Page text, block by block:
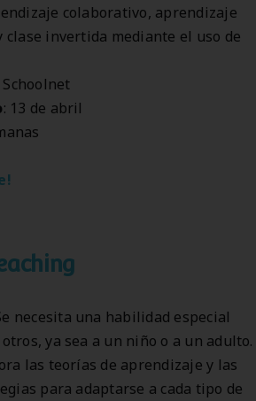
colaborativo, aprendizaje
clase invertida mediante el uso de
: 13 de abril
necesita una habilidad especial
ya sea a un niño o a un adulto.
las teorías de aprendizaje y las
para adaptarse a cada tipo de